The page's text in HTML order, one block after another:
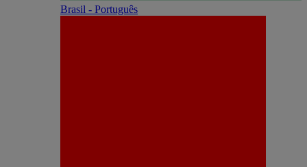
Brasil - Português